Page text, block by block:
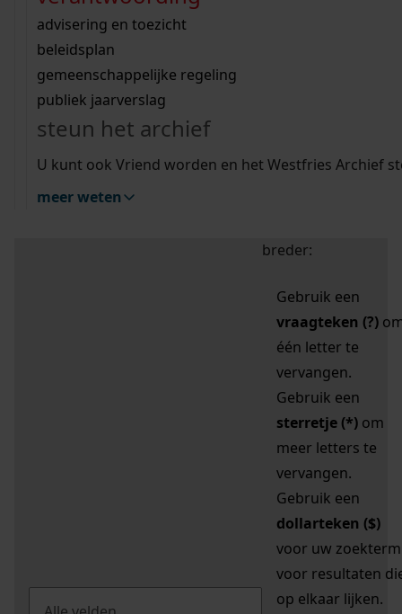
bouwvergunningen
omgevingsvergunningen
vergunningen
beeld en geluid
uitleg nodig?
Wij helpen u op weg met een aantal zoektips.
bekijk alle zoektips
Wij helpen u op weg met een aantal zoektips.
bekijk alle zoektips
bekijk ons geschiedenislokaal
advisering en toezicht
beleidsplan
gemeenschappelijke regeling
publiek jaarverslag
steun het archief
U kunt ook Vriend worden en het Westfries Archief
meer weten
zoektips
Mijn Studiezaal (inloggen)
uw zoekopdracht te
breder:
Gebruik een
vraagteken (?)
één letter te
vervangen.
Gebruik een
sterretje (*) om
meer letters te
vervangen.
Gebruik een
dollarteken ($)
voor uw zoekterm
voor resultaten
op elkaar lijken.